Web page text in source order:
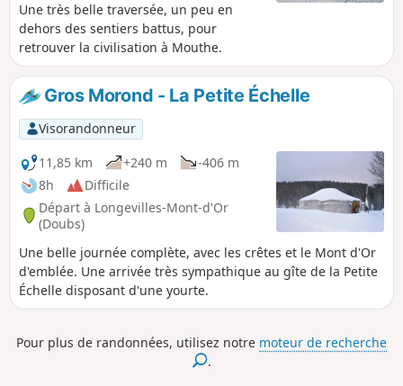
Une très belle traversée, un peu en
dehors des sentiers battus, pour
retrouver la civilisation à Mouthe.
Gros Morond - La Petite Échelle
Visorandonneur
11,85 km
+240 m
-406 m
8h
Difficile
Départ à Longevilles-Mont-d'Or
(Doubs)
Une belle journée complète, avec les crêtes et le Mont d'Or
d'emblée. Une arrivée très sympathique au gîte de la Petite
Échelle disposant d'une yourte.
Pour plus de randonnées, utilisez notre moteur de recherche
.